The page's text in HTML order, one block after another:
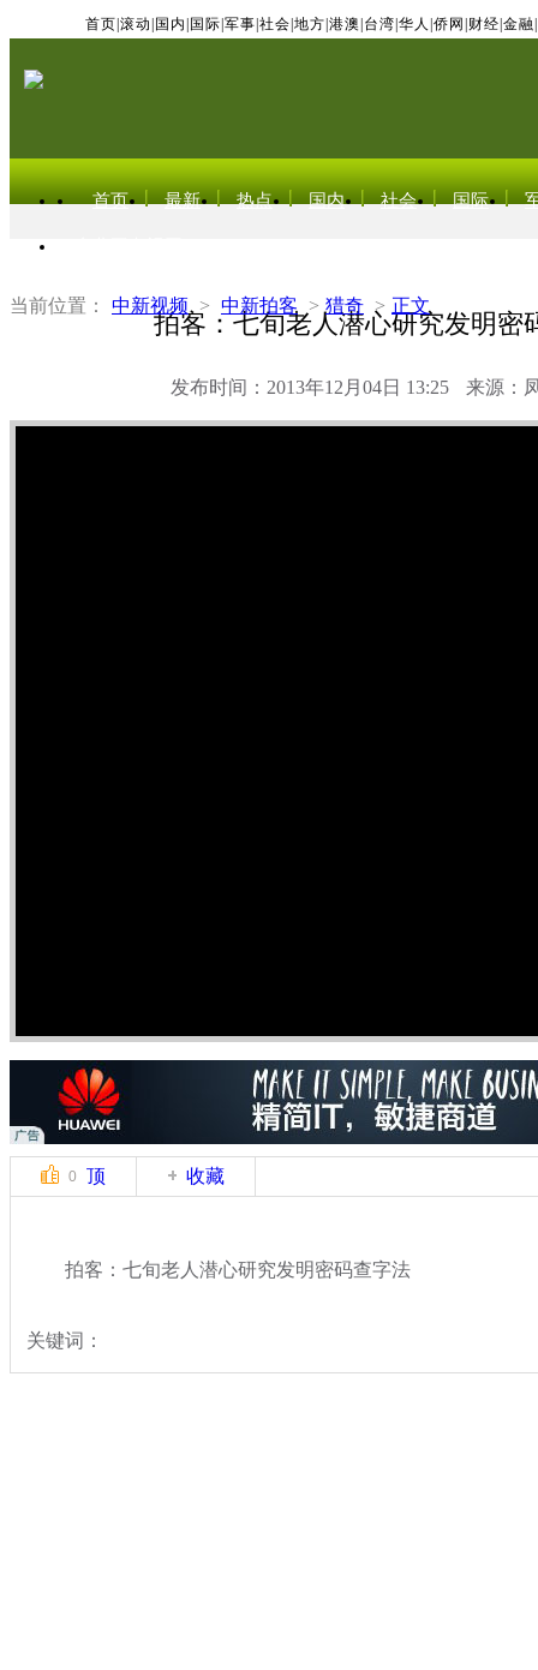
首页 滚动 国内 国际 军事 社会 地方 港澳 台湾 华人 侨网 财经 金融
首页 最新 热点 国内 社会 国际
当前位置： 中新视频 > 中新拍客 > 猎奇 > 正文
拍客：七旬老人潜心研究发明密
发布时间：2013年12月04日 13:25 来源：
0 顶 收藏
拍客：七旬老人潜心研究发明密码查字法
关键词：